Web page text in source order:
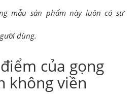
mẫu sản phẩm này luôn có sự
dùng.
của gọng
không viền